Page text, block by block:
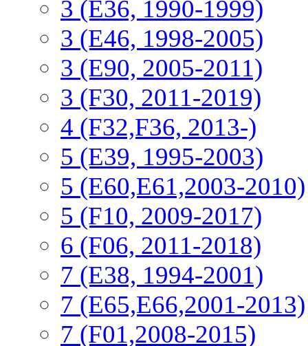
3 (Е36, 1990-1999)
3 (E46, 1998-2005)
3 (E90, 2005-2011)
3 (F30, 2011-2019)
4 (F32,F36, 2013-)
5 (E39, 1995-2003)
5 (E60,E61,2003-2010)
5 (F10, 2009-2017)
6 (F06, 2011-2018)
7 (E38, 1994-2001)
7 (E65,E66,2001-2013)
7 (F01,2008-2015)